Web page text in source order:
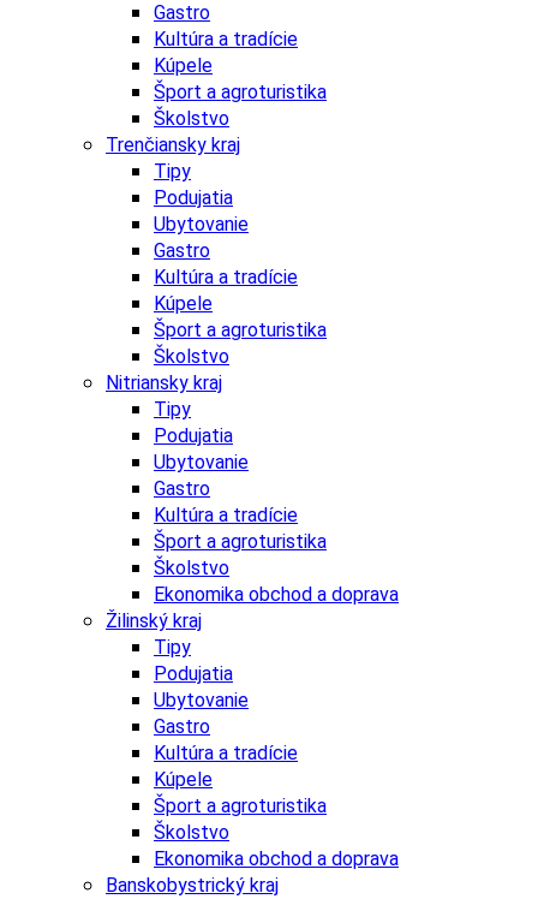
Gastro
Kultúra a tradície
Kúpele
Šport a agroturistika
Školstvo
Trenčiansky kraj
Tipy
Podujatia
Ubytovanie
Gastro
Kultúra a tradície
Kúpele
Šport a agroturistika
Školstvo
Nitriansky kraj
Tipy
Podujatia
Ubytovanie
Gastro
Kultúra a tradície
Šport a agroturistika
Školstvo
Ekonomika obchod a doprava
Žilinský kraj
Tipy
Podujatia
Ubytovanie
Gastro
Kultúra a tradície
Kúpele
Šport a agroturistika
Školstvo
Ekonomika obchod a doprava
Banskobystrický kraj